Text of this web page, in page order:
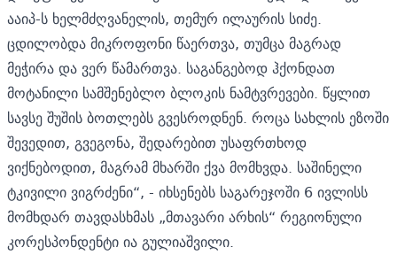
ააიპ-ს ხელმძღვანელის, თემურ ილაურის სიძე.
ცდილობდა მიკროფონი წაერთვა, თუმცა მაგრად
მეჭირა და ვერ წამართვა. საგანგებოდ ჰქონდათ
მოტანილი სამშენებლო ბლოკის ნამტვრევები. წყლით
სავსე შუშის ბოთლებს გვესროდნენ. როცა სახლის ეზოში
შევედით, გვეგონა, შედარებით უსაფრთხოდ
ვიქნებოდით, მაგრამ მხარში ქვა მომხვდა. საშინელი
ტკივილი ვიგრძენი“, - იხსენებს საგარეჯოში 6 ივლისს
მომხდარ თავდასხმას „მთავარი არხის“ რეგიონული
კორესპონდენტი ია გულიაშვილი.